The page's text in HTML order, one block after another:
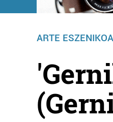
ARTE